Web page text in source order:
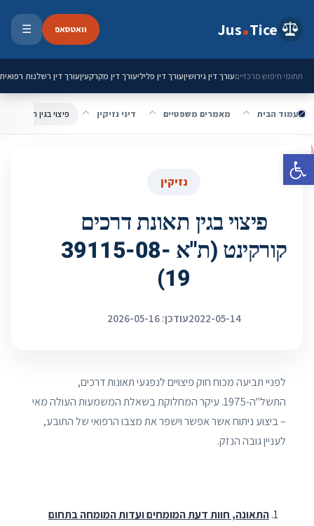
פתח סרגל נגישות
Jus Tice וואטסאפ ☰
תחומי חיפוש מרכזייםעורך דין גירושיןעורך דין פליליעורך דין מקרקעיןעורך דין רשלנות רפואית
עמוד הבית מאמרים משפטיים דיני נזיקין פיצוי בגין תאונת דרכים
נזיקין
פיצוי בגין תאונת דרכים
קורקינט (ת"א 39115-08-
19)
2022-05-14עודכן: 2026-05-16
לפניי תביעה מכוח חוק פיצויים לנפגעי תאונות דרכים,
התשל"ה-1975. עיקר המחלוקת בשאלת המשמעות העולה מאי
– ביצוע ניתוח אשר אפשר וישפר את מצבו הרפואי של התובע,
לעניין גובה הנזק.
התאונה, חוות דעת המומחים ועדות המומחה בתחום